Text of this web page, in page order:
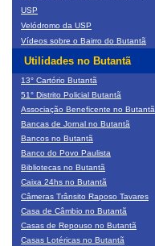
USP
Velódromo da USP
Vídeos sobre o Bairro do Butantã
Utilidades no Butantã
13° Cartório Butantã
51° Distrito Policial Butantã
Associação Beneficente no Butantã
Bancas de Jornal no Butantã
Bancos no Butantã
Banco do Povo Paulista
Bibliotecas no Butantã
Caixa 24hs no Butantã
Câmeras Trânsito Raposo Tavares
Casa de Câmbio no Butantã
Casas de Repouso no Butantã
Casas Lotéricas no Butantã